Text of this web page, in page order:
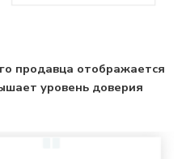
продавца отображается
уровень доверия